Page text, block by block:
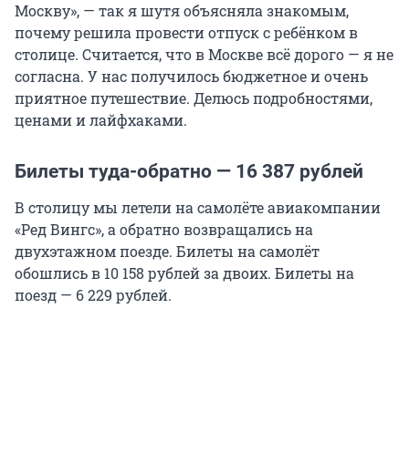
Москву», — так я шутя объясняла знакомым,
почему решила провести отпуск с ребёнком в
столице. Считается, что в Москве всё дорого — я не
согласна. У нас получилось бюджетное и очень
приятное путешествие. Делюсь подробностями,
ценами и лайфхаками.
Билеты туда-обратно — 16 387 рублей
В столицу мы летели на самолёте авиакомпании
«Ред Вингс», а обратно возвращались на
двухэтажном поезде. Билеты на самолёт
обошлись в 10 158 рублей за двоих. Билеты на
поезд — 6 229 рублей.